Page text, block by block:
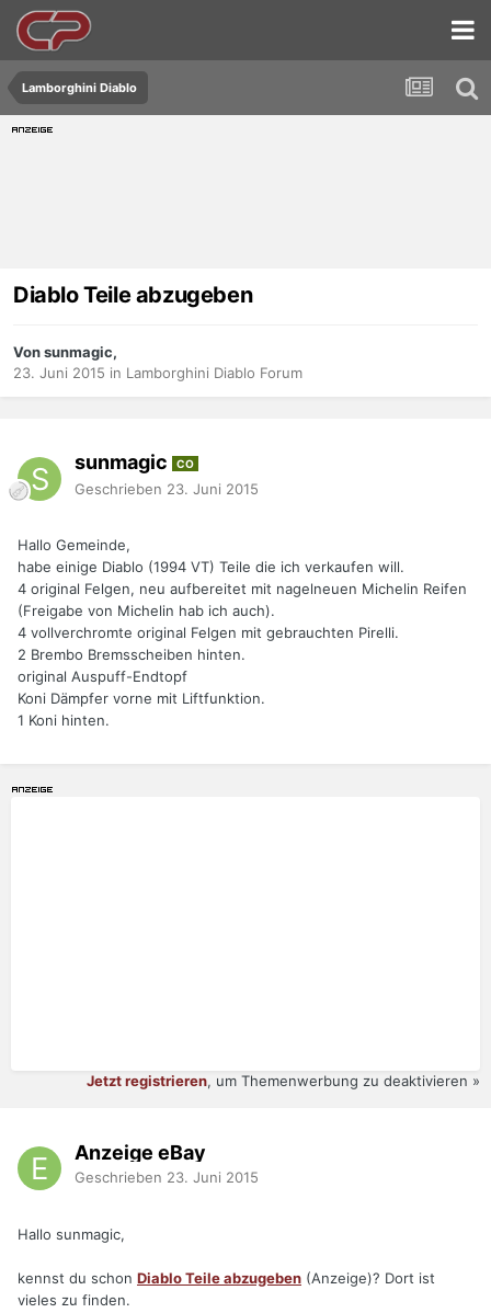
Lamborghini Diablo
Diablo Teile abzugeben
Von sunmagic,
23. Juni 2015 in Lamborghini Diablo Forum
sunmagic CO
Geschrieben 23. Juni 2015
Hallo Gemeinde,
habe einige Diablo (1994 VT) Teile die ich verkaufen will.
4 original Felgen, neu aufbereitet mit nagelneuen Michelin Reifen
(Freigabe von Michelin hab ich auch).
4 vollverchromte original Felgen mit gebrauchten Pirelli.
2 Brembo Bremsscheiben hinten.
original Auspuff-Endtopf
Koni Dämpfer vorne mit Liftfunktion.
1 Koni hinten.
Jetzt registrieren, um Themenwerbung zu deaktivieren »
Anzeige eBay
Geschrieben 23. Juni 2015
Hallo sunmagic,
kennst du schon Diablo Teile abzugeben (Anzeige)? Dort ist
vieles zu finden.